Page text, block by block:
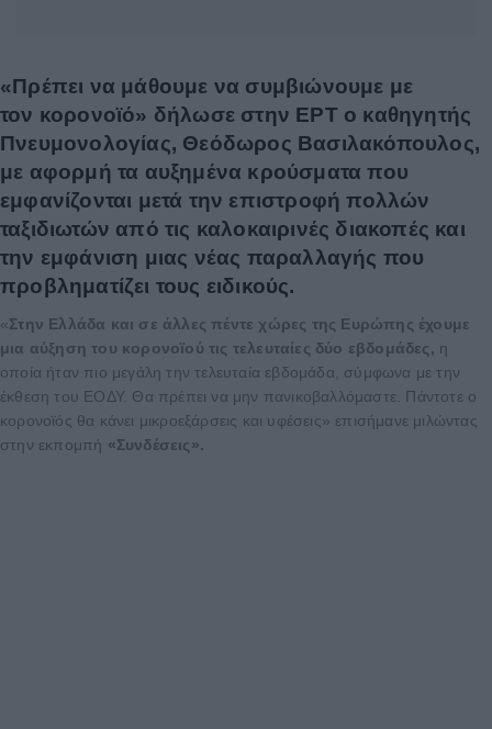
«Πρέπει να μάθουμε να συμβιώνουμε με
τον κορονοϊό» δήλωσε στην ΕΡΤ ο καθηγητής
Πνευμονολογίας, Θεόδωρος Βασιλακόπουλος,
με αφορμή τα αυξημένα κρούσματα που
εμφανίζονται μετά την επιστροφή πολλών
ταξιδιωτών από τις καλοκαιρινές διακοπές και
την εμφάνιση μιας νέας παραλλαγής που
προβληματίζει τους ειδικούς.
«Στην Ελλάδα και σε άλλες πέντε χώρες της Ευρώπης έχουμε
μια αύξηση του κορονοϊού τις τελευταίες δύο εβδομάδες, η
οποία ήταν πιο μεγάλη την τελευταία εβδομάδα, σύμφωνα με την
έκθεση του ΕΟΔΥ. Θα πρέπει να μην πανικοβαλλόμαστε. Πάντοτε ο
κορονοϊός θα κάνει μικροεξάρσεις και υφέσεις» επισήμανε μιλώντας
στην εκπομπή «Συνδέσεις».